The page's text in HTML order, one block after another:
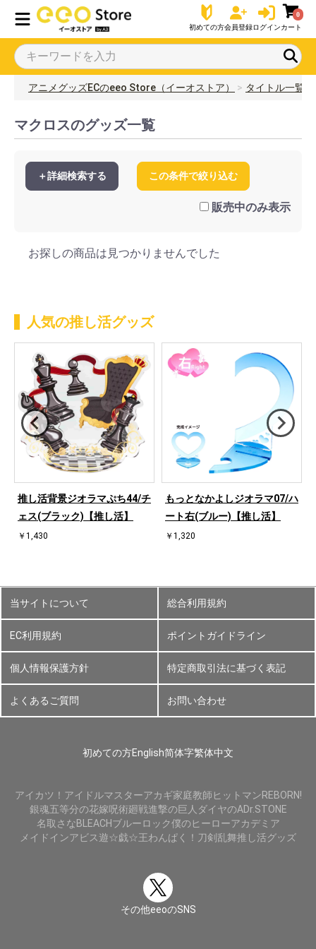
初めての方会員登録ログイン
0
カート
アニメグッズECのeeo Store（イーオストア） タイトル一覧
マクロスのグッズ一覧
＋詳細検索する この条件で絞り込む
販売中のみ表示
お探しの商品は見つかりませんでした
人気の推し活グッズ
推し活背景ジオラマぷち44/チ
ェス(ブラック)【推し活】
￥1,430
もっとなかよしジオラマ07/ハ
ート右(ブルー)【推し活】
￥1,320
当サイトについて 総合利用規約
EC利用規約 ポイントガイドライン
個人情報保護方針 特定商取引法に基づく表記
よくあるご質問 お問い合わせ
初めての方English简体字繁体中文
アイカツ！ アイドルマスターアカギ家庭教師ヒットマンREBORN!
銀魂五等分の花嫁呪術廻戦進撃の巨人 ダイヤのADr.STONE
名取さなBLEACHブルーロック僕のヒーローアカデミア
メイドインアビス遊☆戯☆王わんぱく！刀剣乱舞推し活グッズ
その他eeoのSNS